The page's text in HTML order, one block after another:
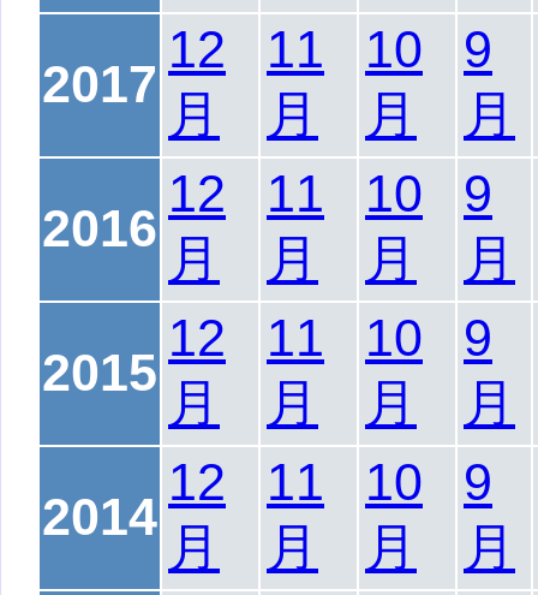
2017
12
月
11
月
10
月
9
月
2016
12
月
11
月
10
月
9
月
2015
12
月
11
月
10
月
9
月
2014
12
月
11
月
10
月
9
月